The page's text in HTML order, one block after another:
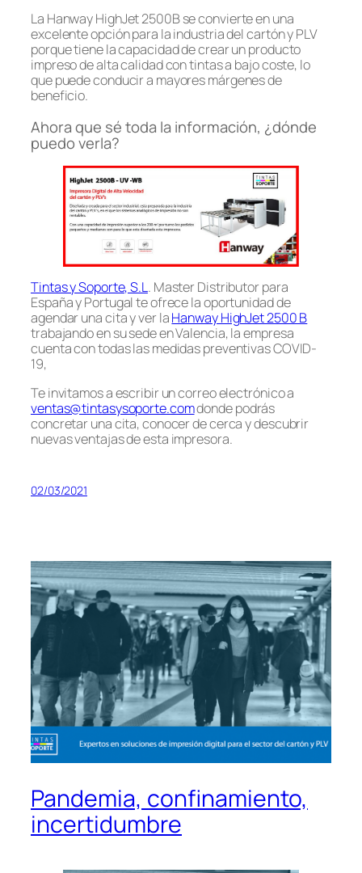
La Hanway HighJet 2500B se convierte en una
excelente opción para la industria del cartón y PLV
porque tiene la capacidad de crear un producto
impreso de alta calidad con tintas a bajo coste, lo
que puede conducir a mayores márgenes de
beneficio.
Ahora que sé toda la información, ¿dónde
puedo verla?
Tintas y Soporte, S.L. Master Distributor para
España y Portugal te ofrece la oportunidad de
agendar una cita y ver laHanway HighJet 2500 B
trabajando en su sede en Valencia, la empresa
cuenta con todas las medidas preventivas COVID-
19,
Te invitamos a escribir un correo electrónico a
ventas@tintasysoporte.comdonde podrás
concretar una cita, conocer de cerca y descubrir
nuevas ventajas de esta impresora.
02/03/2021
Pandemia, confinamiento,
incertidumbre